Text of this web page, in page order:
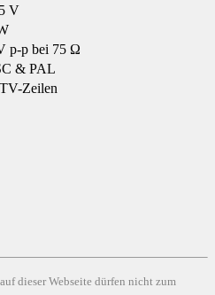
V
p-p bei 75 Ω
& PAL
Zeilen
dieser Webseite dürfen nicht zum